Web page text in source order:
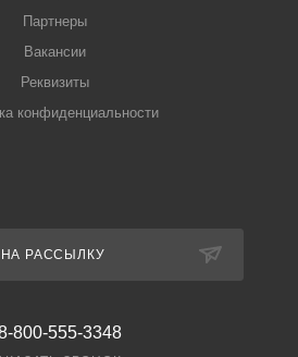
Партнеры
Вакансии
Реквизиты
конфиденциальности
РАССЫЛКУ
800-555-3348